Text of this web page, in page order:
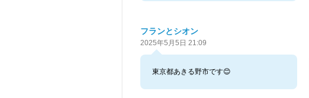
フランとシオン
2025年5月5日 21:09
東京都あきる野市です😊